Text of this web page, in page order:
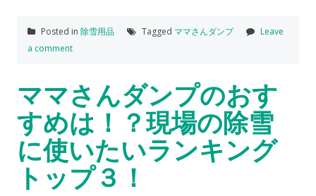
Posted in 除雪用品 Tagged ママさんダンプ
Leave
a comment
ママさんダンプのおす
すめは！？現場の除雪
に使いたいランキング
トップ３！